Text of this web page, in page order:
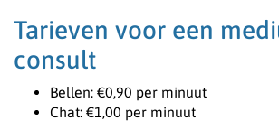
Tarieven voor een
consult
Bellen: €0,90 per minuut
Chat: €1,00 per minuut